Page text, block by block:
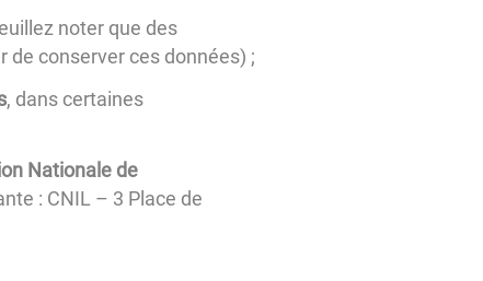
noter que des
conserver ces données) ;
, dans certaines
Nationale de
: CNIL – 3 Place de